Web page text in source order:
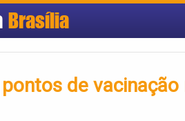
Brasília
pontos de